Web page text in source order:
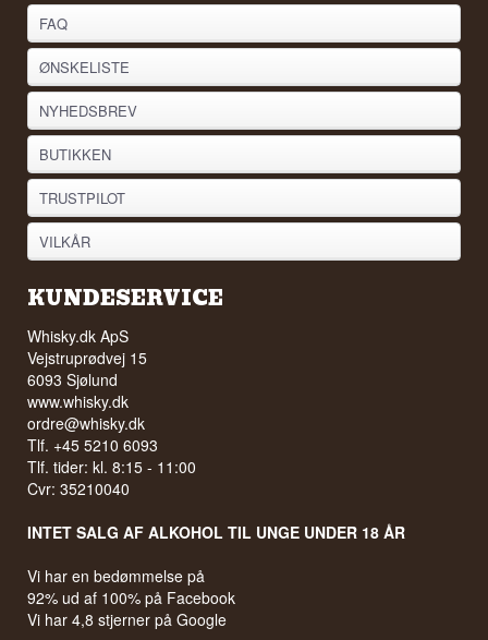
FAQ
ØNSKELISTE
NYHEDSBREV
BUTIKKEN
TRUSTPILOT
VILKÅR
KUNDESERVICE
Whisky.dk ApS
Vejstruprødvej 15
6093 Sjølund
www.whisky.dk
ordre@whisky.dk
Tlf. +45 5210 6093
Tlf. tider: kl. 8:15 - 11:00
Cvr: 35210040
INTET SALG AF ALKOHOL TIL UNGE UNDER 18 ÅR
Vi har en bedømmelse på
92% ud af 100% på Facebook
Vi har 4,8 stjerner på Google